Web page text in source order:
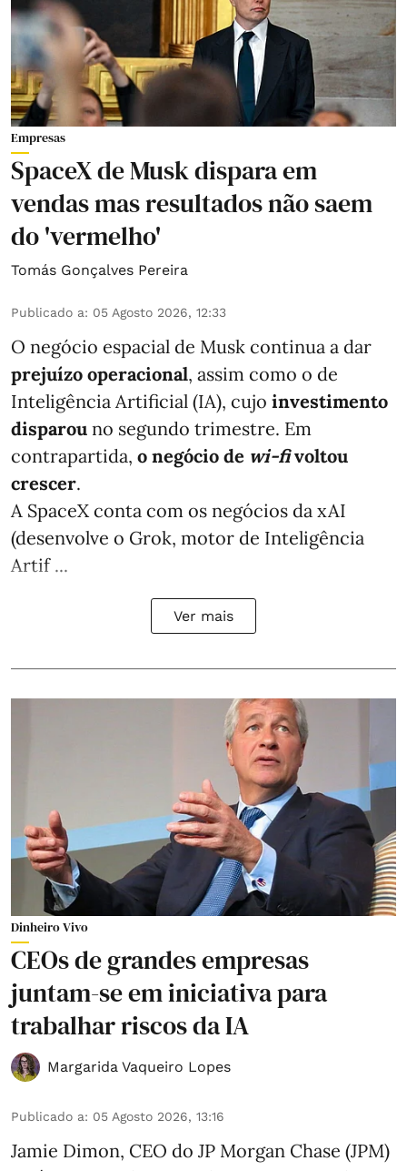
Empresas
SpaceX de Musk dispara em
vendas mas resultados não saem
do 'vermelho'
Tomás Gonçalves Pereira
Publicado a: 05 Agosto 2026, 12:33
O negócio espacial de Musk continua a dar
prejuízo operacional, assim como o de
Inteligência Artificial (IA), cujo investimento
disparou no segundo trimestre. Em
contrapartida, o negócio de wi-fivoltou
crescer.
A SpaceX conta com os negócios da xAI
(desenvolve o Grok, motor de Inteligência
Artif ...
Ver mais
Dinheiro Vivo
CEOs de grandes empresas
juntam-se em iniciativa para
trabalhar riscos da IA
Margarida Vaqueiro Lopes
Publicado a: 05 Agosto 2026, 13:16
Jamie Dimon, CEO do JP Morgan Chase (JPM)